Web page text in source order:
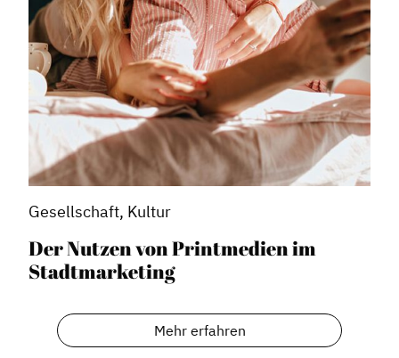
Netzwerkmanagement
Stadtraumgestaltung
Projektmanagement
Contentmanagement
Datenmanagement
Serviceleistungen
Kooperationen
Service
Blog
News
Informiert bleiben
Gesellschaft, Kultur
Der Nutzen von Printmedien im
Stadtmarketing
Mehr erfahren